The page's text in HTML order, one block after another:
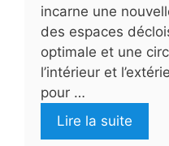
incarne une
des espaces
optimale et une
l’intérieur et
pour …
Lire la suite